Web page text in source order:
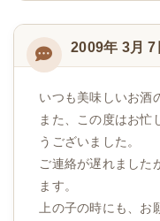
2009年 3月 7
いつも美味しいお酒
また、この度はお忙
うございました。
ご連絡が遅れました
ます。
上の子の時にも、